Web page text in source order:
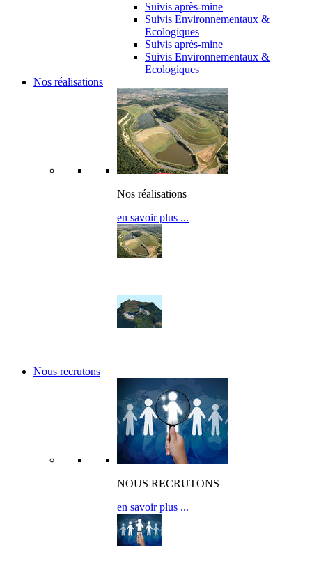
Suivis après-mine
Suivis Environnementaux &
Ecologiques
Suivis après-mine
Suivis Environnementaux &
Ecologiques
Nos réalisations
Nos réalisations
en savoir plus ...
Nous recrutons
NOUS RECRUTONS
en savoir plus ...